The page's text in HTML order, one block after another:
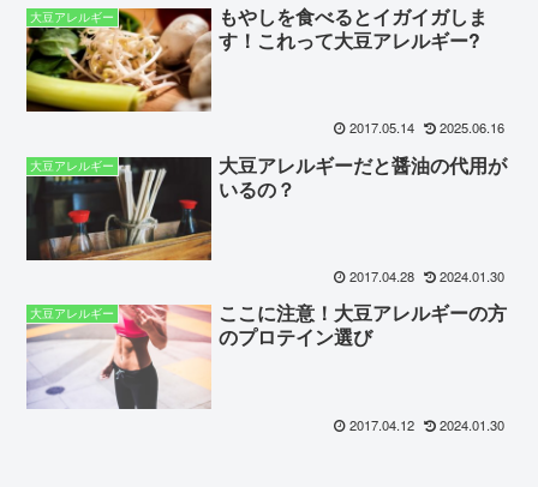
大豆アレルギー
もやしを食べるとイガイガしま
す！これって大豆アレルギー?
2017.05.14 2025.06.16
大豆アレルギー
大豆アレルギーだと醤油の代用が
いるの？
2017.04.28 2024.01.30
大豆アレルギー
ここに注意！大豆アレルギーの方
のプロテイン選び
2017.04.12 2024.01.30